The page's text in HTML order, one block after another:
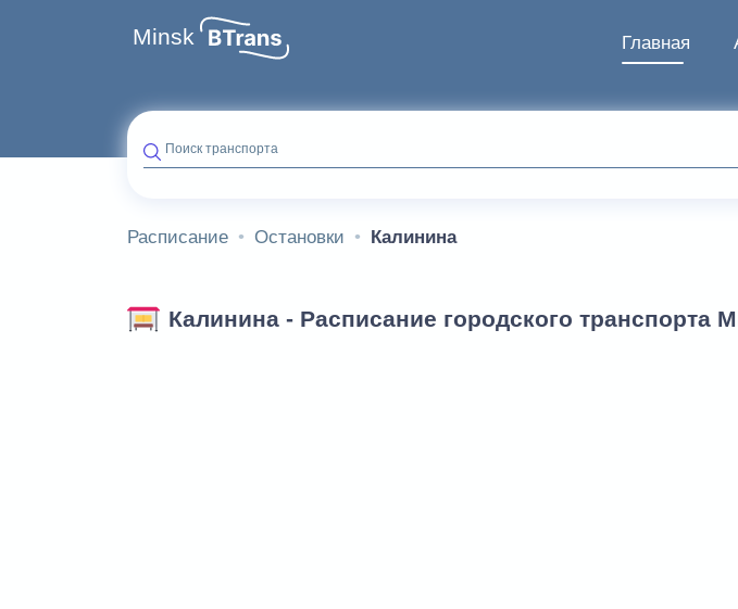
Minsk Главная
Поиск транспорта
Расписание Остановки Калинина
Калинина - Расписание городского транспорта